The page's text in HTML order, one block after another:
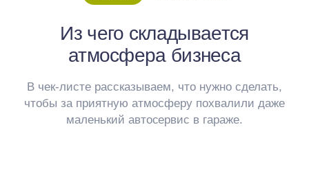
Из чего складывается
атмосфера бизнеса
В чек-листе рассказываем, что нужно сделать,
чтобы за приятную атмосферу похвалили даже
маленький автосервис в гараже.